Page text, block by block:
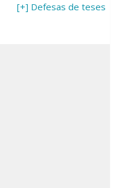
[+] Defesas de teses